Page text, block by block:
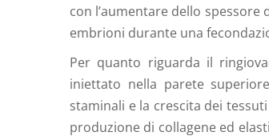
con l’aumentare dello spessore
embrioni durante una
Per quanto riguarda il
iniettato nella parete
staminali e la crescita dei
produzione di collagene ed